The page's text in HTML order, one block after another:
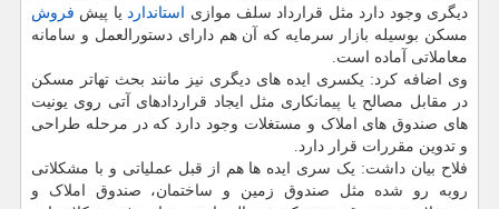
دیگری وجود دارد مثل قرارداد سلف موازی
استانداردیا پیش فروش
مسکن بوسیله بازار سرمایه که آن هم دارای دستورالعمل و سامانه
معاملاتی آماده است.
وی اضافه کرد: یکسری ایده های دیگری نیز مانند بحث تهاتر مسکن
در مقابل مصالح یا پیمانکاری مثل ایجاد قراردادهای آتی روی یونیت
های صندوق های املاک و مستغلات وجود دارد که در مرحله طراحی
و تدوین مقررات قرار دارد.
فلاح بیان داشت: یک سری ایده ها هم از قبل عملیاتی و با مشکلاتی
روبه رو شده مثل صندوق زمین و ساختمان، صندوق املاک و